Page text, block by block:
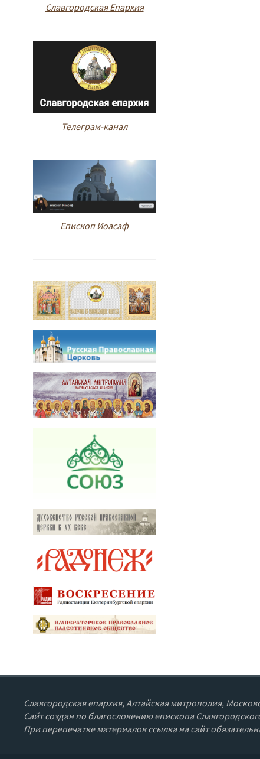
Славгородская Епархия
Телеграм-канал
Епископ Иоасаф
Славгородская епархия, Алтайская митрополия,
Сайт создан по благословению епископа
При перепечатке материалов ссылка на сайт